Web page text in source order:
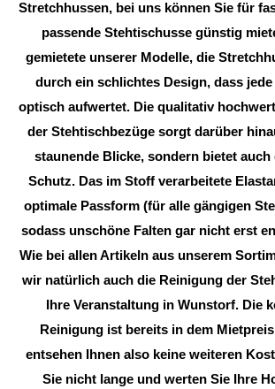
Stretchhussen, bei uns können Sie für
passende Stehtischusse günstig
gemietete unserer Modelle, die
durch ein schlichtes Design, dass
optisch aufwertet. Die qualitativ
der Stehtischbezüge sorgt darüber
staunende Blicke, sondern bietet auch
Schutz. Das im Stoff verarbeitete
optimale Passform (für alle gängigen
sodass unschöne Falten gar nicht erst
Wie bei allen Artikeln aus unserem
wir natürlich auch die Reinigung der
Ihre Veranstaltung in Wunstorf. Die
Reinigung ist bereits in dem
entsehen Ihnen also keine weiteren
Sie nicht lange und werten Sie Ihre